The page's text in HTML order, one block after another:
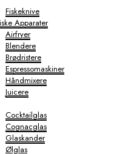
Fiskeknive
Apparater
Airfryer
Blendere
Brødristere
Espressomaskiner
Håndmixere
Juicere
Cocktailglas
Cognacglas
Glaskander
Ølglas